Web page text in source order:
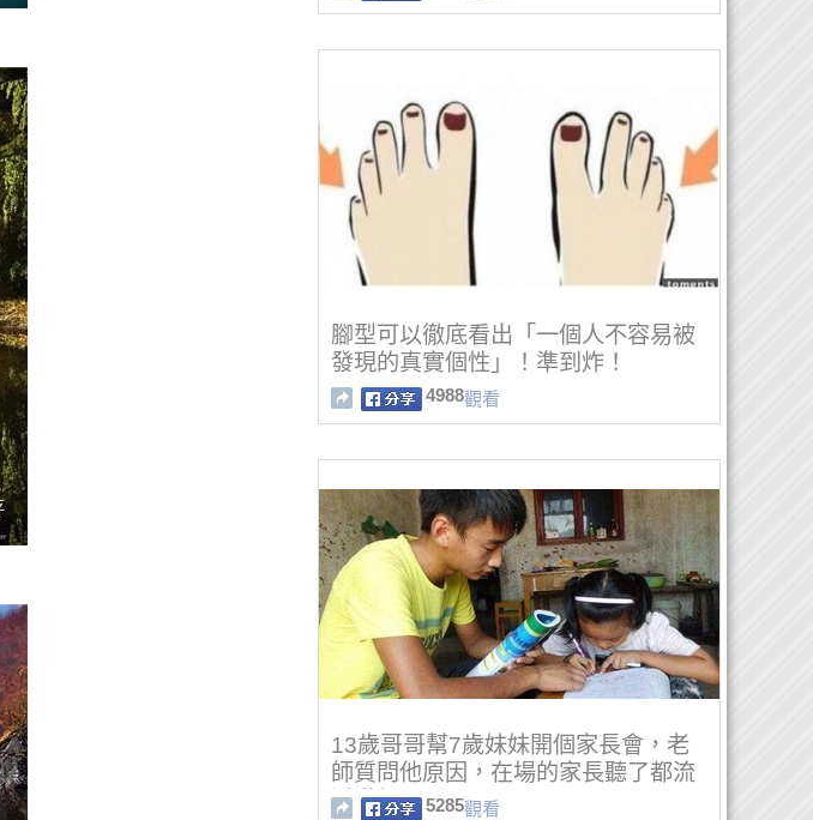
腳型可以徹底看出「一個人不容易被
發現的真實個性」！準到炸！
4988觀看
13歲哥哥幫7歲妹妹開個家長會，老
師質問他原因，在場的家長聽了都流
淚滿麵... 5285觀看